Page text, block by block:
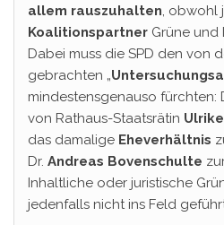
allem rauszuhalten, obwohl
Koalitionspartner Grüne und
Dabei muss die SPD den von
gebrachten „
mindestensgenauso fürchten:
von Rathaus-Staatsrätin
das damalige Eheverhältnis
Dr. Andreas Bovenschulte
Inhaltliche oder juristische
jedenfalls nicht ins Feld